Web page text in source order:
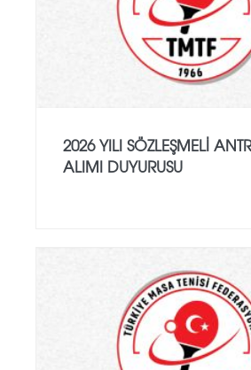
2026 YILI SÖZLEŞMELI
ALIMI DUYURUSU